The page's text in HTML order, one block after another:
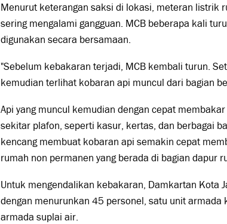
Menurut keterangan saksi di lokasi, meteran listrik
sering mengalami gangguan. MCB beberapa kali
digunakan secara bersamaan.
"Sebelum kebakaran terjadi, MCB kembali turun.
kemudian terlihat kobaran api muncul dari bagian
Api yang muncul kemudian dengan cepat
sekitar plafon, seperti kasur, kertas, dan berbagai
kencang membuat kobaran api semakin cepat
rumah non permanen yang berada di bagian dapur
Untuk mengendalikan kebakaran, Damkartan Kota
dengan menurunkan 45 personel, satu unit
armada suplai air.